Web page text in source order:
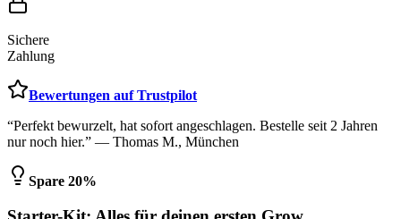
Sichere
Zahlung
Bewertungen auf Trustpilot
“Perfekt bewurzelt, hat sofort angeschlagen. Bestelle seit 2 Jahren
nur noch hier.” — Thomas M., München
Spare 20%